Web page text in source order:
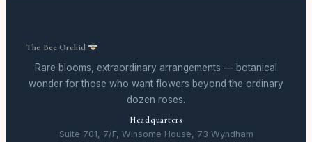
The Bee Orchid
Rare blooms, extraordinary arrangements — botanical
wonder for those who want flowers beyond the ordinary
dozen roses.
Headquarters
Suite 701, 7/F, Winsome House, 73 Wyndham